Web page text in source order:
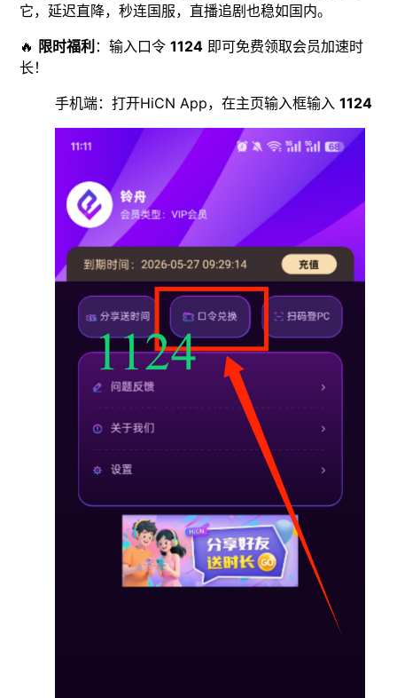
它，延迟直降，秒连国服，直播追剧也稳如国内。
🔥 限时福利 ：输入口令1124 即可免费领取会员加速时
长！
手机端：打开HiCN App，在主页输入框输入1124